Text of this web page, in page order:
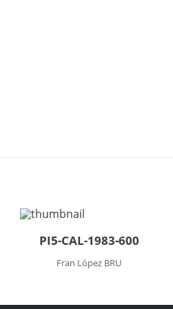
PI5-CAL-1983-600
Fran López BRU